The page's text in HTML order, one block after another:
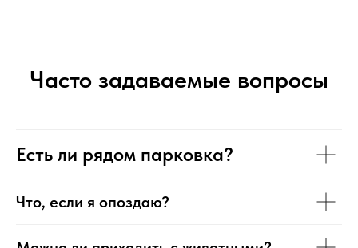
Часто задаваемые вопросы
Есть ли рядом парковка?
Что, если я опоздаю?